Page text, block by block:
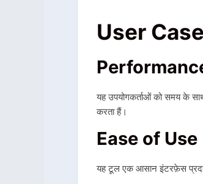
User
यह उपयोगकर्ताओं को समय के
करता हैं।
Ease of Use
यह टूल एक आसान इंटरफ़ेस